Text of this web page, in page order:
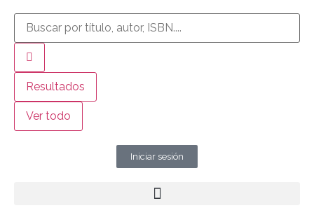
Resultados
Ver todo
Iniciar sesión